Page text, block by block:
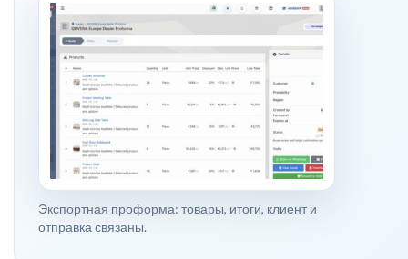
Экспортная проформа: товары, итоги, клиент и
отправка связаны.